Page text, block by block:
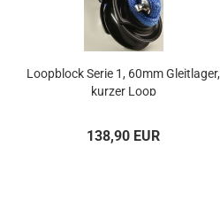
Loop­block Serie 1, 60mm Gleit­la­ger,
kur­zer Loop
138,90 EUR